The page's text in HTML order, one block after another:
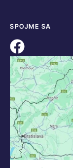
SPOJME SA